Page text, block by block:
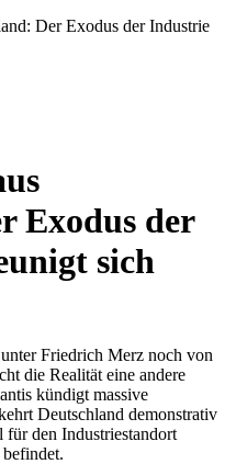
Der Exodus der Industrie
Exodus der
sich
Friedrich Merz noch von
die Realität eine andere
kündigt massive
Deutschland demonstrativ
für den Industriestandort